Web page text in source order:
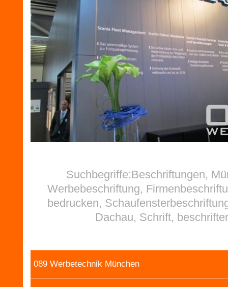
Suchbegriffe:Beschriftungen,
Werbebeschriftung,
bedrucken,
Dachau, Schrift,
089 Werbetechnik München